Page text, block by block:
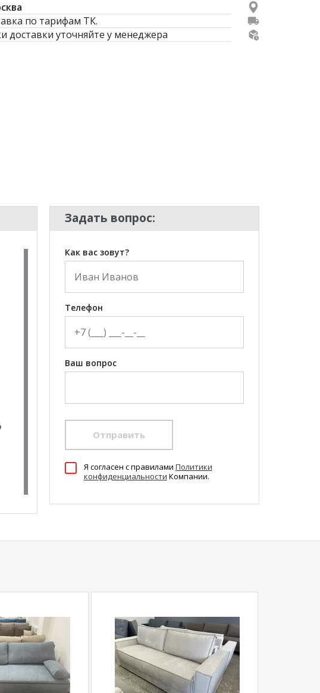
по тарифам ТК.
доставки уточняйте у менеджера
Задать вопрос:
Как вас зовут?
Телефон
Ваш вопрос
Отправить
Я согласен c правилами Политики
конфиденциальности Компании.